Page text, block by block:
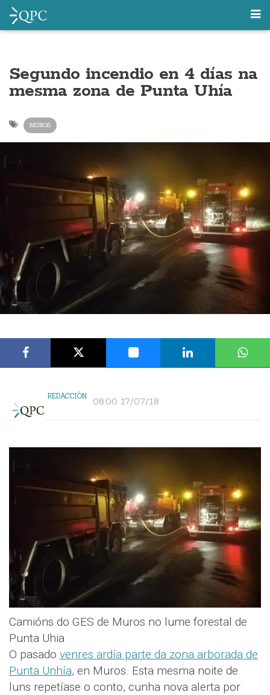
Segundo incendio en 4 días na
mesma zona de Punta Uhía
MUROS
REDACCIÓN 08:00 17/07/18
Camións do GES de Muros no lume forestal de
Punta Uhia
O pasado venres ardía parte da zona arborada de
Punta Unhía, en Muros. Esta mesma noite de
luns repetíase o conto, cunha nova alerta por